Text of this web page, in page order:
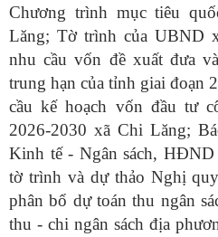
Chương trình mục tiêu
Lăng; Tờ trình của UBND
nhu cầu vốn đề xuất đưa
trung hạn của tỉnh giai đoạn
cầu kế hoạch vốn đầu tư
2026-2030 xã Chi Lăng;
Kinh tế - Ngân sách, HĐND
tờ trình và dự thảo Nghị
phân bổ dự toán thu ngân
thu - chi ngân sách địa